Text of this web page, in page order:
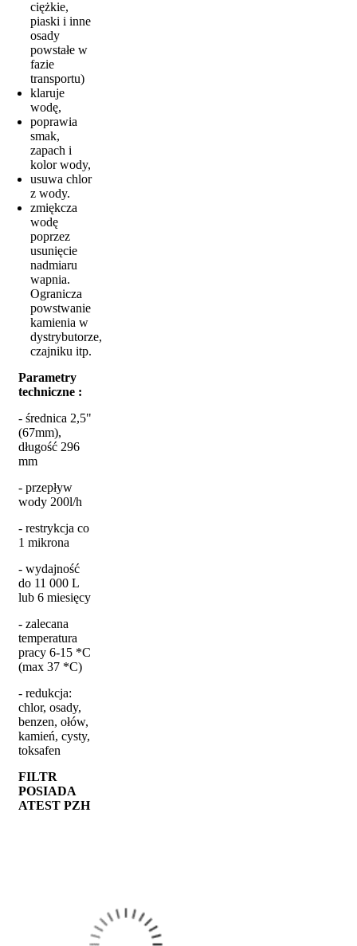
ciężkie,
piaski i inne
osady
powstałe w
fazie
transportu)
klaruje
wodę,
poprawia
smak,
zapach i
kolor wody,
usuwa chlor
z wody.
zmiękcza
wodę
poprzez
usunięcie
nadmiaru
wapnia.
Ogranicza
powstwanie
kamienia w
dystrybutorze,
czajniku itp.
Parametry
techniczne :
- średnica 2,5"
(67mm),
długość 296
mm
- przepływ
wody 200l/h
- restrykcja co
1 mikrona
- wydajność
do 11 000 L
lub 6 miesięcy
- zalecana
temperatura
pracy 6-15 *C
(max 37 *C)
- redukcja:
chlor, osady,
benzen, ołów,
kamień, cysty,
toksafen
FILTR
POSIADA
ATEST PZH